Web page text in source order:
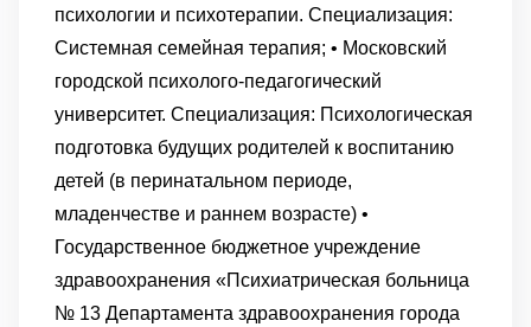
психологии и психотерапии. Специализация:
Системная семейная терапия; • Московский
городской психолого-педагогический
университет. Специализация: Психологическая
подготовка будущих родителей к воспитанию
детей (в перинатальном периоде,
младенчестве и раннем возрасте) •
Государственное бюджетное учреждение
здравоохранения «Психиатрическая больница
№ 13 Департамента здравоохранения города